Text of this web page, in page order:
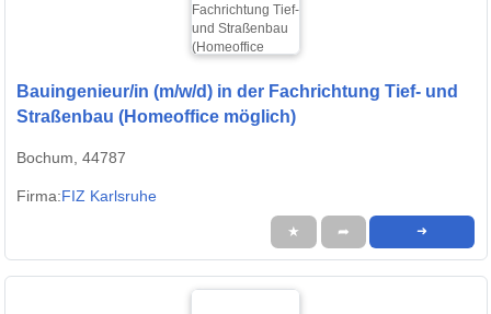
Bauingenieur/in (m/w/d) in der Fachrichtung Tief- und
Straßenbau (Homeoffice möglich)
Bochum, 44787
Firma:FIZ Karlsruhe
★ ➦ ➜